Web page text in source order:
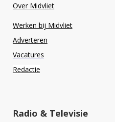
Over Midvliet
Werken bij Midvliet
Adverteren
Vacatures
Redactie
Radio & Televisie